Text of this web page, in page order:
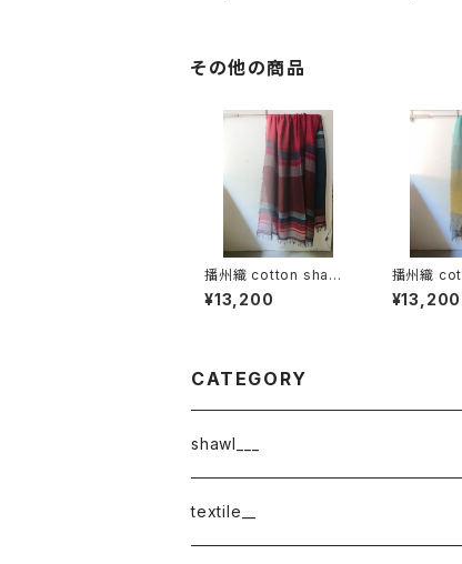
その他の商品
播州織 cotton shawl_
_ border 220-120 火
輪GK
¥13,200
播州織
__ block
水GK
¥13,200
CATEGORY
shawl___
cotton
textile__